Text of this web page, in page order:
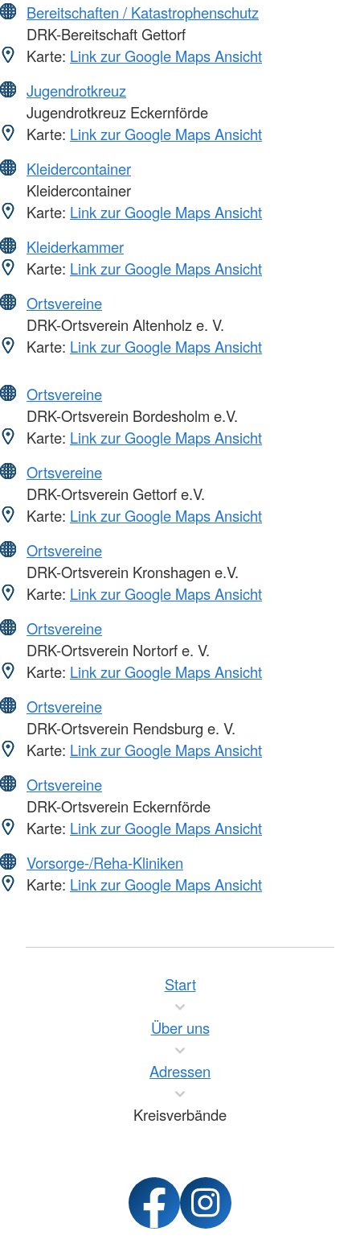
Bereitschaften / Katastrophenschutz
DRK-Bereitschaft Gettorf
Karte: Link zur Google Maps Ansicht
Jugendrotkreuz
Jugendrotkreuz Eckernförde
Karte: Link zur Google Maps Ansicht
Kleidercontainer
Kleidercontainer
Karte: Link zur Google Maps Ansicht
Kleiderkammer
Karte: Link zur Google Maps Ansicht
Ortsvereine
DRK-Ortsverein Altenholz e. V.
Karte: Link zur Google Maps Ansicht
Ortsvereine
DRK-Ortsverein Bordesholm e.V.
Karte: Link zur Google Maps Ansicht
Ortsvereine
DRK-Ortsverein Gettorf e.V.
Karte: Link zur Google Maps Ansicht
Ortsvereine
DRK-Ortsverein Kronshagen e.V.
Karte: Link zur Google Maps Ansicht
Ortsvereine
DRK-Ortsverein Nortorf e. V.
Karte: Link zur Google Maps Ansicht
Ortsvereine
DRK-Ortsverein Rendsburg e. V.
Karte: Link zur Google Maps Ansicht
Ortsvereine
DRK-Ortsverein Eckernförde
Karte: Link zur Google Maps Ansicht
Vorsorge-/Reha-Kliniken
Karte: Link zur Google Maps Ansicht
Start
Über uns
Adressen
Kreisverbände